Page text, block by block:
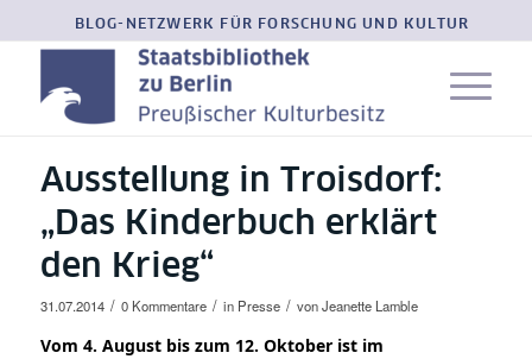
BLOG-NETZWERK FÜR FORSCHUNG UND KULTUR
Ausstellung in Troisdorf:
„Das Kinderbuch erklärt
den Krieg“
31.07.2014 / 0 Kommentare / in Presse / vonJeanette Lamble
Vom 4. August bis zum 12. Oktober ist im